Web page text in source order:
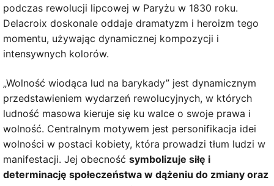
podczas rewolucji lipcowej w Paryżu w 1830 roku.
Delacroix doskonale oddaje dramatyzm i heroizm tego
momentu, używając dynamicznej kompozycji i
intensywnych kolorów.
„Wolność wiodąca lud na barykady” jest dynamicznym
przedstawieniem wydarzeń rewolucyjnych, w których
ludność masowa kieruje się ku walce o swoje prawa i
wolność. Centralnym motywem jest personifikacja idei
wolności w postaci kobiety, która prowadzi tłum ludzi w
manifestacji. Jej obecność symbolizuje siłę i
determinację społeczeństwa w dążeniu do zmiany oraz